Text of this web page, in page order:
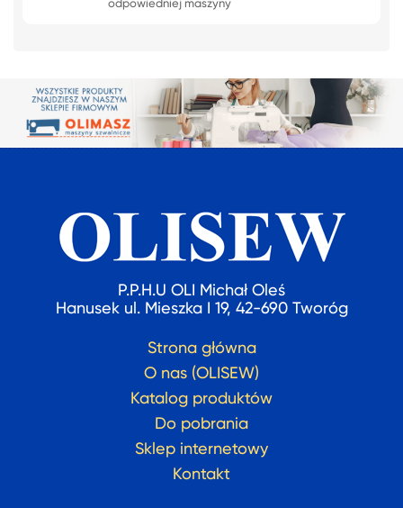
odpowiedniej maszyny
P.P.H.U OLI Michał Oleś
Hanusek ul. Mieszka I 19, 42-690 Tworóg
Strona główna
O nas (OLISEW)
Katalog produktów
Do pobrania
Sklep internetowy
Kontakt